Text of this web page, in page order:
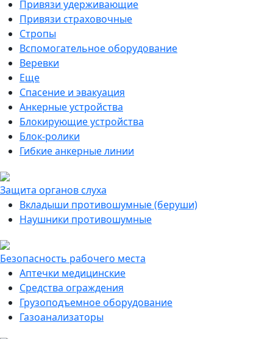
Привязи удерживающие
Привязи страховочные
Стропы
Вспомогательное оборудование
Веревки
Еще
Спасение и эвакуация
Анкерные устройства
Блокирующие устройства
Блок-ролики
Гибкие анкерные линии
Защита органов слуха
Вкладыши противошумные (беруши)
Наушники противошумные
Безопасность рабочего места
Аптечки медицинские
Средства ограждения
Грузоподъемное оборудование
Газоанализаторы